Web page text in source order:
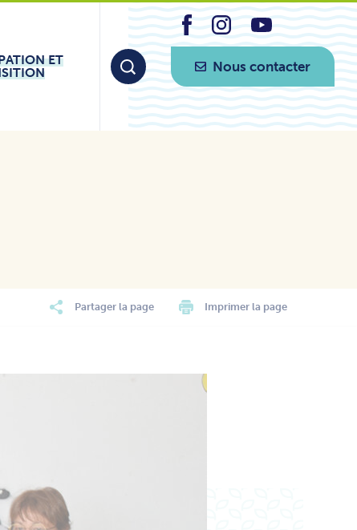
ET
Nous contacter
Partager la page Imprimer la page